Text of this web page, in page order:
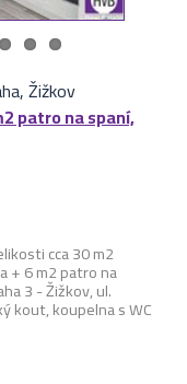
Žižkov
patro na spaní,
cca 30 m2
+ 6 m2 patro na
3 - Žižkov, ul.
kout, koupelna s WC